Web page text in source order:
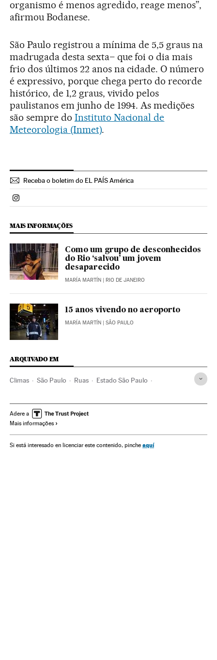
organismo é menos agredido, reage menos”,
afirmou Bodanese.
São Paulo registrou a mínima de 5,5 graus na
madrugada desta sexta– que foi o dia mais
frio dos últimos 22 anos na cidade. O número
é expressivo, porque chega perto do recorde
histórico, de 1,2 graus, vivido pelos
paulistanos em junho de 1994. As medições
são sempre do Instituto Nacional de
Meteorologia (Inmet).
Receba o boletim do EL PAÍS América
Politica El País Brasil en Instagram
MAIS INFORMAÇÕES
Como um grupo de desconhecidos
do Rio ‘salvou’ um jovem
desaparecido
MARÍA MARTÍN | RIO DE JANEIRO
15 anos vivendo no aeroporto
MARÍA MARTÍN | SÃO PAULO
ARQUIVADO EM
Climas São Paulo Ruas Estado São Paulo
Brasil Meteorologia América do Sul
Urbanismo
Adere a
Mais informações
Si está interesado en licenciar este contenido, pinche aquí